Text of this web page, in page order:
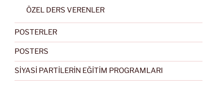
ÖZEL DERS VERENLER
POSTERLER
POSTERS
SİYASİ PARTİLERİN EĞİTİM PROGRAMLARI